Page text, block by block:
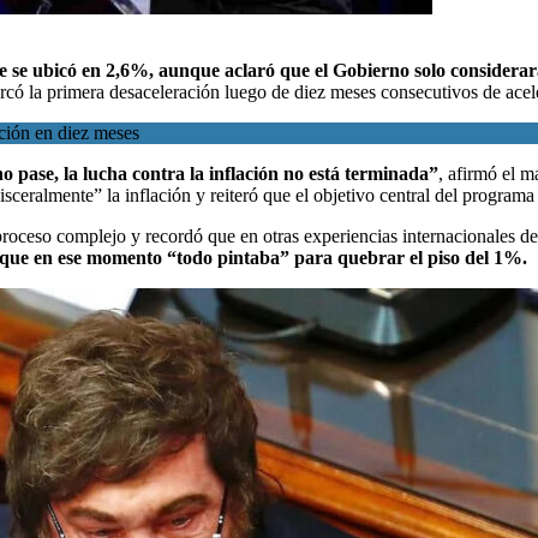
ubicó en 2,6%, aunque aclaró que el Gobierno solo
la primera desaceleración luego de diez meses consecutivos de
en diez meses
pase, la lucha contra la inflación no está terminada”, afirmó el
la inflación y reiteró que el objetivo central del
complejo y recordó que en otras experiencias internacionales
en ese momento “todo pintaba” para quebrar el piso del 1%.